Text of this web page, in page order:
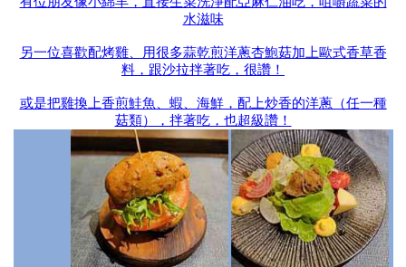
水滋味
另一位喜歡配烤雞、用很多蒜乾煎洋蔥杏鮑菇加上歐式香草香
料，跟沙拉拌著吃，很讚！
或是把雞換上香煎鮭魚、蝦、海鮮，配上炒香的洋蔥（任一種
菇類），拌著吃，也超級讚！